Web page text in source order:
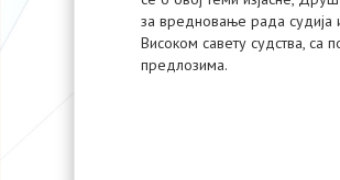
за вредновање рада судија
Високом савету судства, са
предлозима.